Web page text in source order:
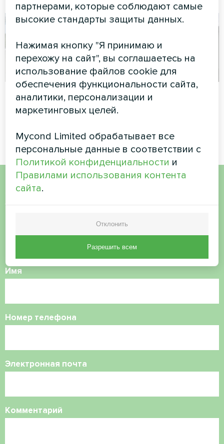
Жилой комплекс
Сплит-тепловой насос Artic
Планетарий
Сплит-тепловой насос Artic
Хотите купить или у вас
есть вопросы?
Свяжитесь с нами, и мы поможем вам
Имя
Номер телефона
Электронная почта
Комментарий
партнерами, которые соблюдают самые
высокие стандарты защиты данных.
Нажимая кнопку "Я принимаю и
перехожу на сайт", вы соглашаетесь на
использование файлов cookie для
обеспечения функциональности сайта,
аналитики, персонализации и
маркетинговых целей.
Mycond Limited обрабатывает все
персональные данные в соответствии с
Политикой конфиденциальности и
Правилами использования контента
сайта.
Отклонить
Разрешить всем